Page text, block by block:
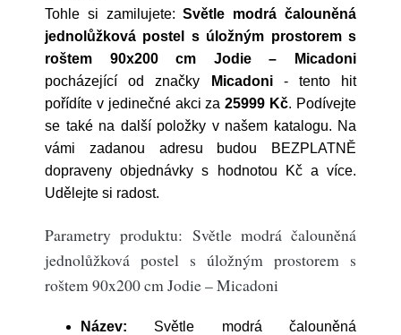
Tohle si zamilujete:Světle modrá čalouněná
jednolůžková postel s úložným prostorem s
roštem 90x200 cm Jodie – Micadoni
pocházející od značky
Micadoni- tento hit
pořídíte v jedinečné akci za25999 Kč. Podívejte
se také na další položky v našem katalogu. Na
vámi zadanou adresu budou BEZPLATNĚ
dopraveny objednávky s hodnotou Kč a více.
Udělejte si radost.
Parametry produktu: Světle modrá čalouněná
jednolůžková postel s úložným prostorem s
roštem 90x200 cm Jodie – Micadoni
Název: Světle modrá čalouněná